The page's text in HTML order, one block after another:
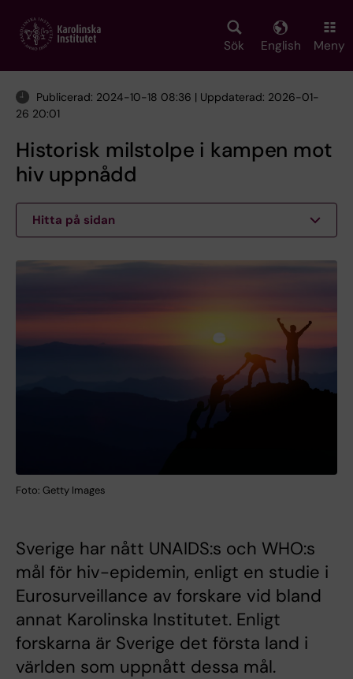
main
Sök English Meny
Publicerad: 2024-10-18 08:36 | Uppdaterad: 2026-01-
26 20:01
Historisk milstolpe i kampen mot
hiv uppnådd
Hitta på sidan
Foto: Getty Images
Sverige har nått UNAIDS:s och WHO:s
mål för hiv-epidemin, enligt en studie i
Eurosurveillance av forskare vid bland
annat Karolinska Institutet. Enligt
forskarna är Sverige det första land i
världen som uppnått dessa mål.